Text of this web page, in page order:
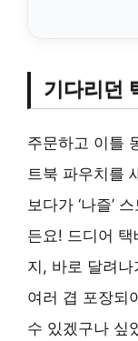
기다리던
주문하고 이틀
트북 파우치를
보다가 ‘나즐’
든요! 드디어
지, 바로 달려
여러 겹 포장되
수 있겠구나 싶